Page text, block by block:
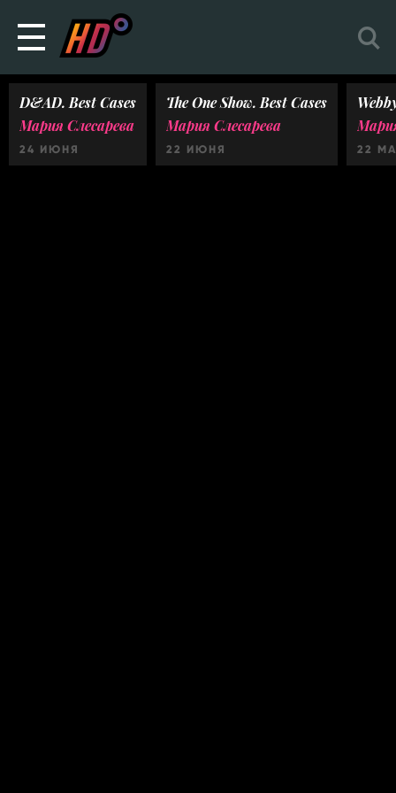
D&AD. Best Cases
Мария Слесарева
24 ИЮНЯ
The One Show. Best Cases
Мария Слесарева
22 ИЮНЯ 22